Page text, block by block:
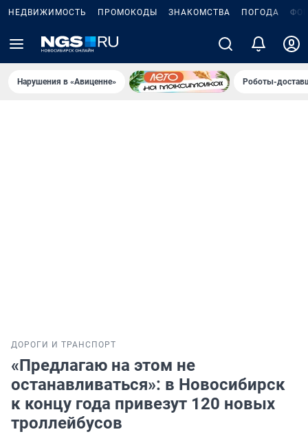
НЕДВИЖИМОСТЬ ПРОМОКОДЫ ЗНАКОМСТВА ПОГОДА
Нарушения в «Авиценне» Роботы-
ДОРОГИ И ТРАНСПОРТ
«Предлагаю на этом не
останавливаться»: в Новосибирск
к концу года привезут 120 новых
троллейбусов